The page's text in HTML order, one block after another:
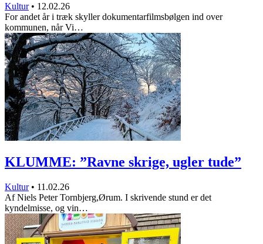
Kultur • 12.02.26
For andet år i træk skyller dokumentarfilmsbølgen ind over
kommunen, når Vi…
KLUMME: ”Ravne skrige, ugler tude”
Kultur • 11.02.26
Af Niels Peter Tornbjerg,Ørum. I skrivende stund er det
kyndelmisse, og vin…